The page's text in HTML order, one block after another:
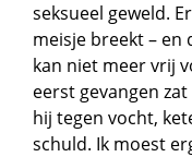
seksueel geweld.
meisje breekt – en
kan niet meer vrij
eerst gevangen
hij tegen vocht,
schuld. Ik moest